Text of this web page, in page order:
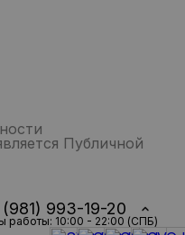
Публичной
993-19-20
работы: 10:00 - 22:00 (СПБ)